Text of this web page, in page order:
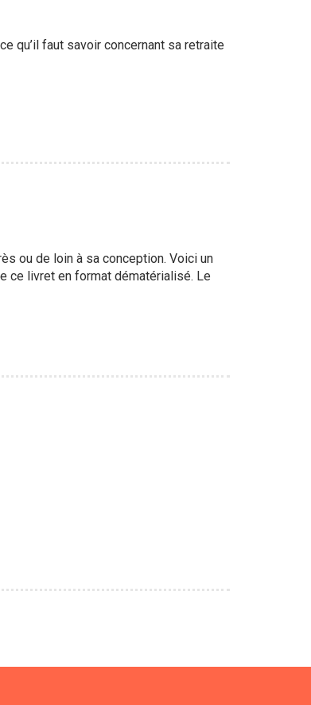
qu’il faut savoir concernant sa retraite
ou de loin à sa conception. Voici un
ce livret en format dématérialisé. Le